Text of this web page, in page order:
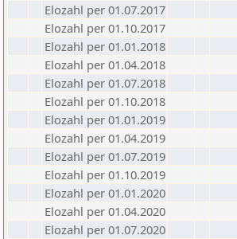
Elozahl per 01.07.2017
Elozahl per 01.10.2017
Elozahl per 01.01.2018
Elozahl per 01.04.2018
Elozahl per 01.07.2018
Elozahl per 01.10.2018
Elozahl per 01.01.2019
Elozahl per 01.04.2019
Elozahl per 01.07.2019
Elozahl per 01.10.2019
Elozahl per 01.01.2020
Elozahl per 01.04.2020
Elozahl per 01.07.2020